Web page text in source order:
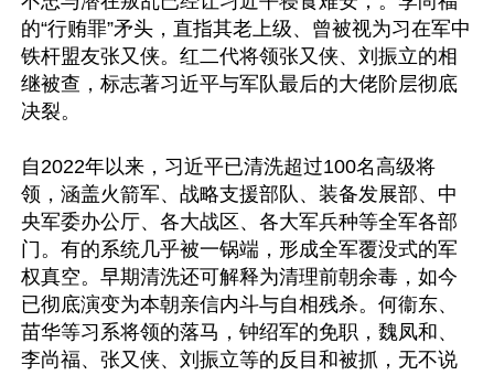
的“行贿罪”矛头，直指其老上级、曾被视为习在军中
铁杆盟友张又侠。红二代将领张又侠、刘振立的相
继被查，标志著习近平与军队最后的大佬阶层彻底
决裂。
自2022年以来，习近平已清洗超过100名高级将
领，涵盖火箭军、战略支援部队、装备发展部、中
央军委办公厅、各大战区、各大军兵种等全军各部
门。有的系统几乎被一锅端，形成全军覆没式的军
权真空。早期清洗还可解释为清理前朝余毒，如今
已彻底演变为本朝亲信内斗与自相残杀。何衞东、
苗华等习系将领的落马，钟绍军的免职，魏凤和、
李尚福、张又侠、刘振立等的反目和被抓，无不说